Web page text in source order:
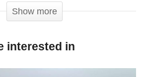
Το προηγούμενο ρεκόρ είχε
138 αθλητές. Την κινηματογράφιση
σχεδίου ήταν η ομάδα
Show more
interested in